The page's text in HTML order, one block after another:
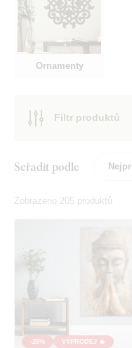
Ornamenty
Filtr produktů
Seřadit podle
Zobrazeno 205 produktů
-26% VÝPRODEJ 🔥